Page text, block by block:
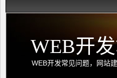
WEB开
WEB开发常见问题，网站